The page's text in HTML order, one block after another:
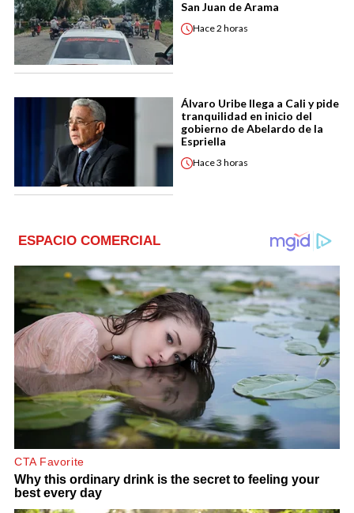
San Juan de Arama
Hace2 horas
Álvaro Uribe llega a Cali y pide
tranquilidad en inicio del
gobierno de Abelardo de la
Espriella
Hace3 horas